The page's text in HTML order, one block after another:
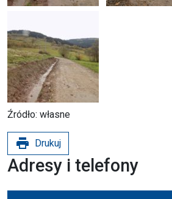
Źródło: własne
print Drukuj
Adresy i telefony